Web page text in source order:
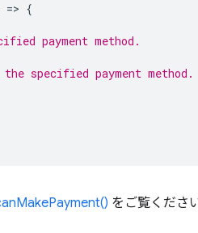
=> {
payment method.
specified payment method.
をご覧ください